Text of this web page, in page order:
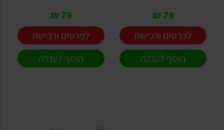
79 ₪
לפרטים ורכישה
הוסף לעגלה
79 ₪
לפרטים ורכישה
הוסף לעגלה